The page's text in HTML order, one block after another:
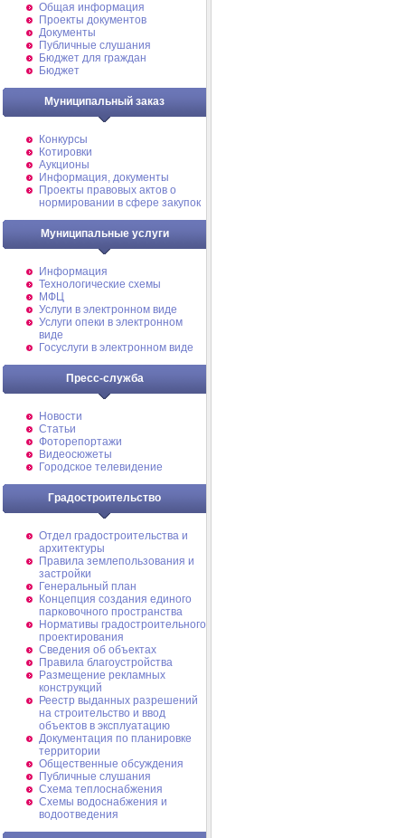
Общая информация
Проекты документов
Документы
Публичные слушания
Бюджет для граждан
Бюджет
Муниципальный заказ
Конкурсы
Котировки
Аукционы
Информация, документы
Проекты правовых актов о
нормировании в сфере закупок
Муниципальные услуги
Информация
Технологические схемы
МФЦ
Услуги в электронном виде
Услуги опеки в электронном
виде
Госуслуги в электронном виде
Пресс-служба
Новости
Статьи
Фоторепортажи
Видеосюжеты
Городское телевидение
Градостроительство
Отдел градостроительства и
архитектуры
Правила землепользования и
застройки
Генеральный план
Концепция создания единого
парковочного пространства
Нормативы градостроительного
проектирования
Сведения об объектах
Правила благоустройства
Размещение рекламных
конструкций
Реестр выданных разрешений
на строительство и ввод
объектов в эксплуатацию
Документация по планировке
территории
Общественные обсуждения
Публичные слушания
Схема теплоснабжения
Схемы водоснабжения и
водоотведения